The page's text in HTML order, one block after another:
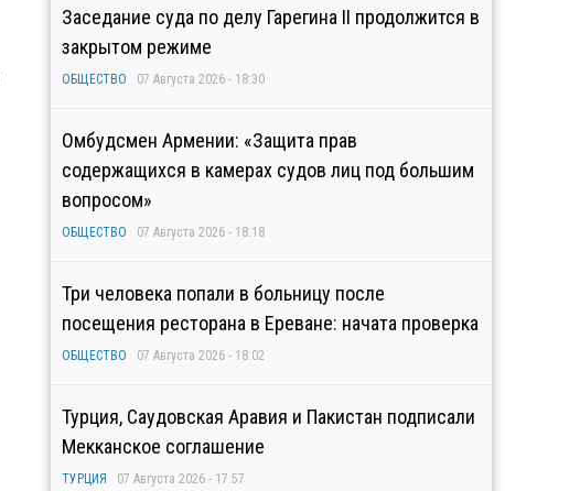
Заседание суда по делу Гарегина II продолжится в
закрытом режиме
ОБЩЕСТВО 07 Августа 2026 - 18:30
Омбудсмен Армении: «Защита прав
содержащихся в камерах судов лиц под большим
вопросом»
ОБЩЕСТВО 07 Августа 2026 - 18:18
Три человека попали в больницу после
посещения ресторана в Ереване: начата проверка
ОБЩЕСТВО 07 Августа 2026 - 18:02
Турция, Саудовская Аравия и Пакистан подписали
Мекканское соглашение
ТУРЦИЯ 07 Августа 2026 - 17:57